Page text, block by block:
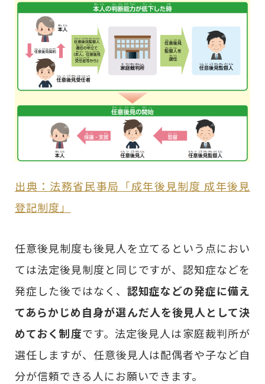
出典：法務省民事局「成年後見制度 成年後見
登記制度」
任意後見制度も後見人を立てるという点におい
ては法定後見制度と同じですが、認知症などを
発症した後ではなく、 認知症などの発症に備え
てあらかじめ自身が選んだ人を後見人として決
めておく制度です。法定後見人は家庭裁判所が
選任しますが、任意後見人は配偶者や子など自
分が信頼できる人にお願いできます。